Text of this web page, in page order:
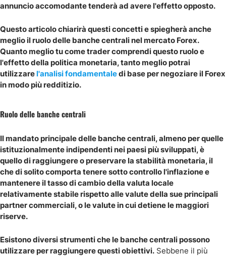
annuncio accomodante tenderà ad avere l'effetto opposto.
Questo articolo chiarirà questi concetti e spiegherà anche
meglio il ruolo delle banche centrali nel mercato Forex.
Quanto meglio tu come trader comprendi questo ruolo e
l'effetto della politica monetaria, tanto meglio potrai
utilizzare l'analisi fondamentaledi base per negoziare il Forex
in modo più redditizio.
Ruolo delle banche centrali
Il mandato principale delle banche centrali, almeno per quelle
istituzionalmente indipendenti nei paesi più sviluppati, è
quello di raggiungere o preservare la stabilità monetaria, il
che di solito comporta tenere sotto controllo l'inflazione e
mantenere il tasso di cambio della valuta locale
relativamente stabile rispetto alle valute della sue principali
partner commerciali, o le valute in cui detiene le maggiori
riserve.
Esistono diversi strumenti che le banche centrali possono
utilizzare per raggiungere questi obiettivi. Sebbene il più